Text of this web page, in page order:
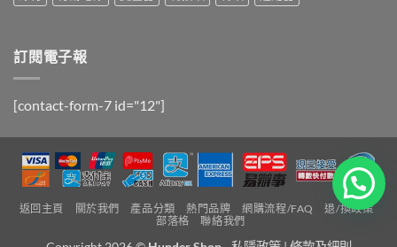
訂閱電子報
[contact-form-7 id="12"]
返回主頁 關於我們 產品分類 熱門品牌 網購流程/FAQ
退/換政策
部落格
聯絡我們